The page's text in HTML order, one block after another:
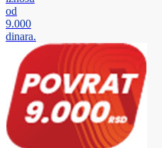
od
9.000
dinara.